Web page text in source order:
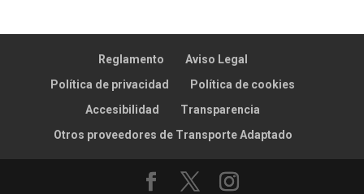
Reglamento
Aviso Legal
Política de privacidad
Política de cookies
Accesibilidad
Transparencia
Otros proveedores de Transporte Adaptado